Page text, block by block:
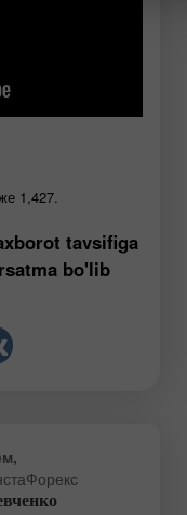
1,427.
tavsifiga
bo'lib